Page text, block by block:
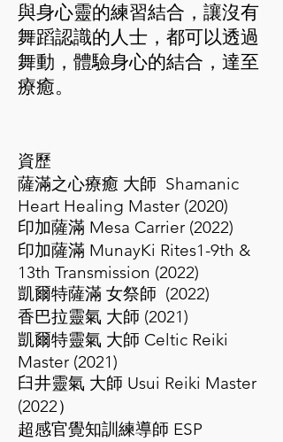
與身心靈的練習結合，讓沒有
舞蹈認識的人士，都可以透過
舞動，體驗身心的結合，達至
療癒。
資歷
薩滿之心療癒 大師 Shamanic
Heart Healing Master (2020)
印加薩滿 Mesa Carrier (2022)
印加薩滿 MunayKi Rites1-9th &
13th Transmission (2022)
凱爾特薩滿 女祭師 (2022)
香巴拉靈氣 大師 (2021)
凱爾特靈氣 大師 Celtic Reiki
Master (2021)
臼井靈氣 大師 Usui Reiki Master
(2022）
超感官覺知訓練導師 ESP